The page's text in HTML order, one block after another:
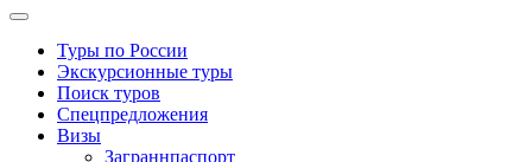
Туры по России
Экскурсионные туры
Поиск туров
Спецпредложения
Визы
Заграннпаспорт